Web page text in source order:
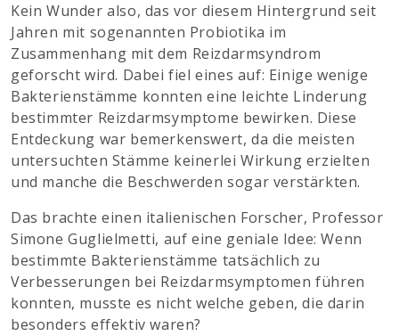
Kein Wunder also, das vor diesem Hintergrund seit
Jahren mit sogenannten Probiotika im
Zusammenhang mit dem Reizdarmsyndrom
geforscht wird. Dabei fiel eines auf: Einige wenige
Bakterienstämme konnten eine leichte Linderung
bestimmter Reizdarmsymptome bewirken. Diese
Entdeckung war bemerkenswert, da die meisten
untersuchten Stämme keinerlei Wirkung erzielten
und manche die Beschwerden sogar verstärkten.
Das brachte einen italienischen Forscher, Professor
Simone Guglielmetti, auf eine geniale Idee: Wenn
bestimmte Bakterienstämme tatsächlich zu
Verbesserungen bei Reizdarmsymptomen führen
konnten, musste es nicht welche geben, die darin
besonders effektiv waren?